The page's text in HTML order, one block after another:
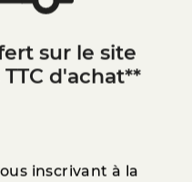
d’authenticité et de
goût équilibré.
bleu savoyard au lait cru,
sur le site
d'achat**
inscrivant à la